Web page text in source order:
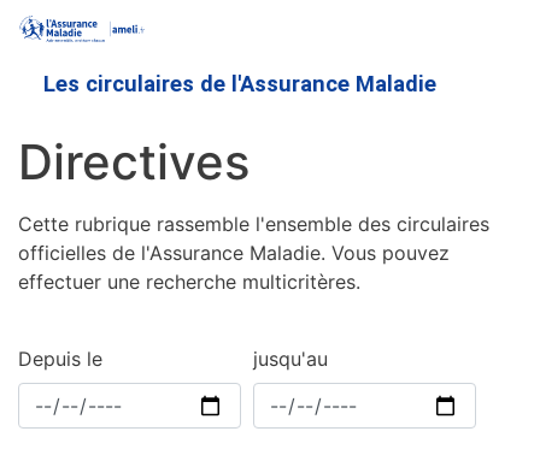
contenu
Les circulaires de l'Assurance Maladie
Directives
Cette rubrique rassemble l'ensemble des circulaires
officielles de l'Assurance Maladie. Vous pouvez
effectuer une recherche multicritères.
Depuis le jusqu'au